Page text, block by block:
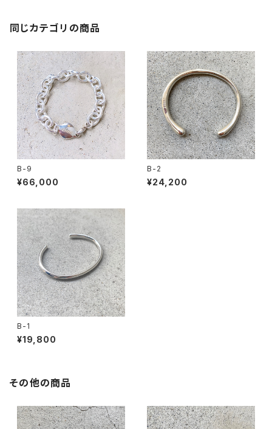
同じカテゴリの商品
B-9
¥66,000
B-2
¥24,200
B-1
¥19,800
その他の商品